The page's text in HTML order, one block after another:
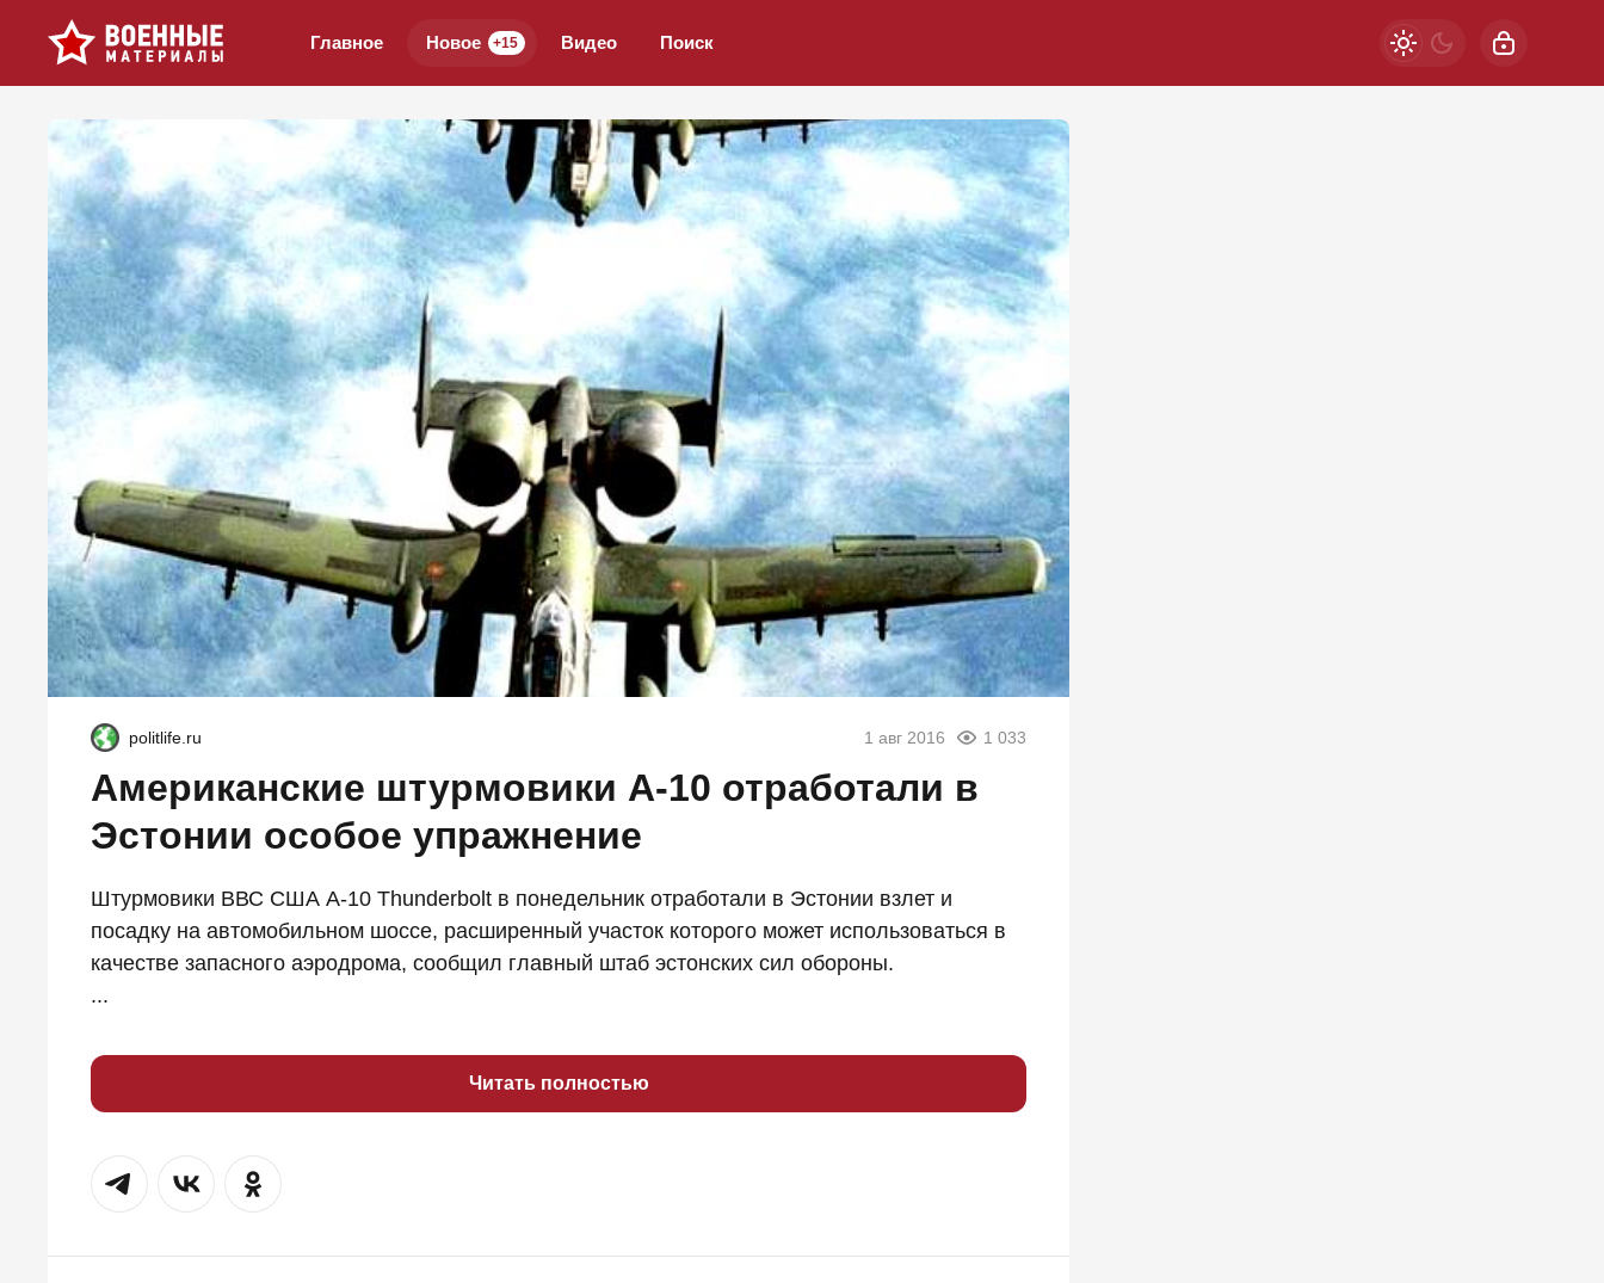
Главное Новое +15 Видео Поиск
politlife.ru 1 авг 2016 1 033
Американские штурмовики A-10 отработали в
Эстонии особое упражнение
Штурмовики ВВС США A-10 Thunderbolt в понедельник отработали в Эстонии взлет и
посадку на автомобильном шоссе, расширенный участок которого может использоваться в
качестве запасного аэродрома, сообщил главный штаб эстонских сил обороны.
...
Читать полностью